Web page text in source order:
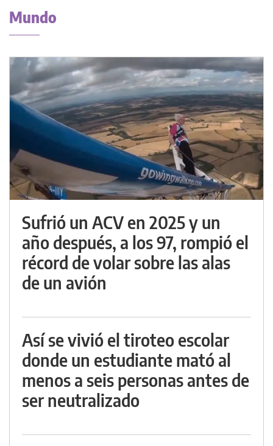
Mundo
Sufrió un ACV en 2025 y un
año después, a los 97, rompió el
récord de volar sobre las alas
de un avión
Así se vivió el tiroteo escolar
donde un estudiante mató al
menos a seis personas antes de
ser neutralizado